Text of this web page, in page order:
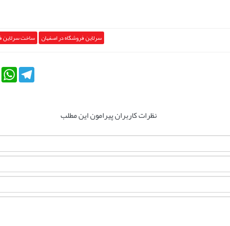
سرلاین فروشگاه در اصفهان ساخت سرلاین
Telegram
نظرات کاربران پیرامون این مطلب